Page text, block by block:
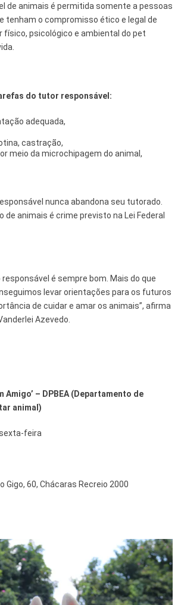
de animais é permitida somente a pessoas
tenham o compromisso ético e legal de
físico, psicológico e ambiental do pet
do tutor responsável:
adequada,
castração,
meio da microchipagem do animal,
nunca abandona seu tutorado.
de animais é crime previsto na Lei Federal
é sempre bom. Mais do que
levar orientações para os futuros
de cuidar e amar os animais”, afirma
Azevedo.
Amigo’ – DPBEA (Departamento de
animal)
feira
Gigo, 60, Chácaras Recreio 2000